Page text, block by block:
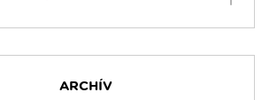
sv. Františka
ARCHÍV